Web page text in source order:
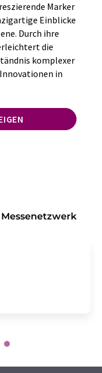
Marker
Einblicke
Durch ihre
die
komplexer
in